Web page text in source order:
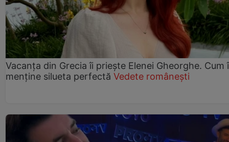
Vacanța din Grecia îi priește Elenei Gheorghe. Cum
menține silueta perfectă Vedete românești